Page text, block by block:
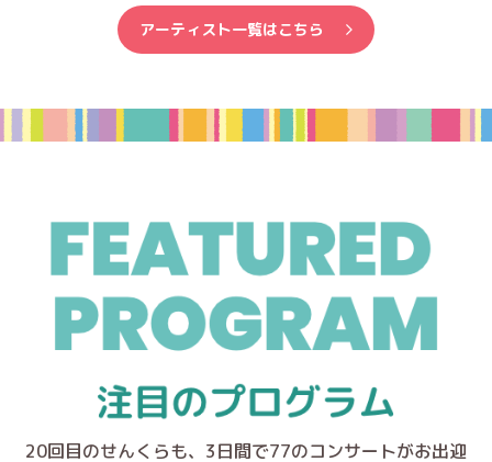
アーティスト一覧はこちら
20回目のせんくらも、3日間で77のコンサートがお出迎